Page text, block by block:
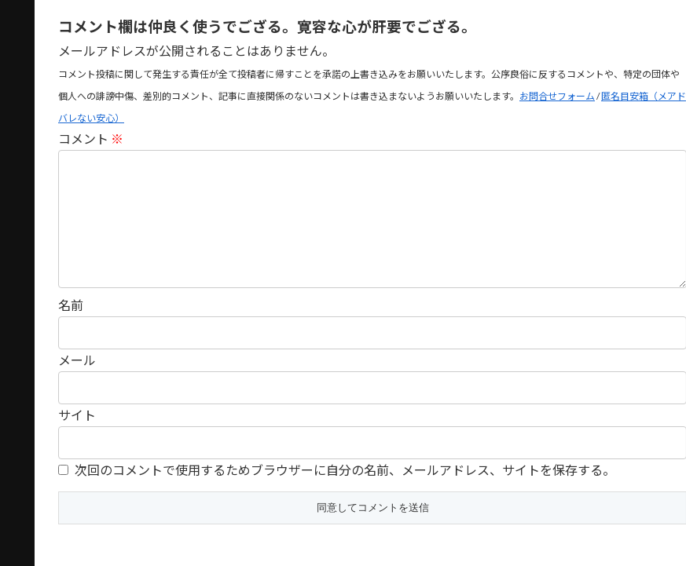
コメント欄は仲良く使うでござる。寛容な心が肝要でござる。
メールアドレスが公開されることはありません。
コメント投稿に関して発生する責任が全て投稿者に帰すことを承諾の上書き込みをお願いいたします。公序良俗に反するコメントや、特定の団体や
個人への誹謗中傷、差別的コメント、記事に直接関係のないコメントは書き込まないようお願いいたします。 お問合せフォーム /匿名目安箱（メアド
バレない安心）
コメント ※
名前
メール
サイト
次回のコメントで使用するためブラウザーに自分の名前、メールアドレス、サイトを保存する。